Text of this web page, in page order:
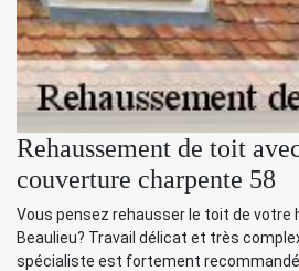
Rehaussement de toit
couverture charpente 58
Vous pensez rehausser le toit de votre
Beaulieu? Travail délicat et très
spécialiste est fortement